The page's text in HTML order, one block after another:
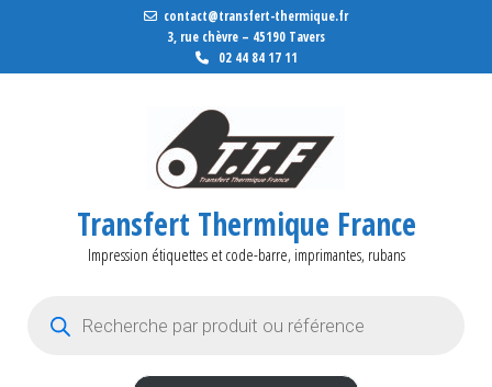
contact@transfert-thermique.fr
3, rue chèvre – 45190 Tavers
02 44 84 17 11
Transfert Thermique France
Impression étiquettes et code-barre, imprimantes, rubans